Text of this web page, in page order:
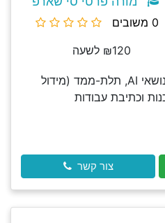
0 משובים
₪120 לשעה
מלמד, חונך, מלווה ויועץ בנושאי AI, תלת-ממד (מידול
וכתיבת עבודות
צור קשר